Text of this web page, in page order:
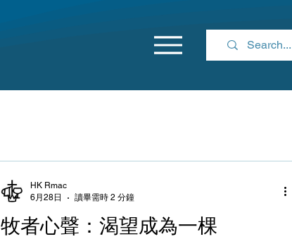
牧者心聲：渴望成為一棵
HK Rmac
6月28日
讀畢需時 2 分鐘